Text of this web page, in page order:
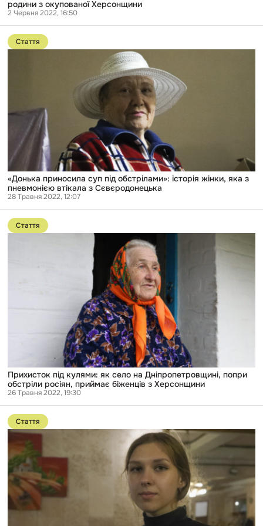
родини з окупованої Херсонщини
2 Червня 2022, 16:50
Перейти
до
публікації
жінки,
пневмонією
втікала
Сєвєродонецька
Стаття
«Донька приносила суп під обстрілами»: історія жінки, яка з
пневмонією втікала з Сєвєродонецька
28 Травня 2022, 12:07
Перейти
до
публікації
Дніпропетровщині,
Херсонщини
Стаття
Прихисток під кулями: як село на Дніпропетровщині, попри
обстріли росіян, приймає біженців з Херсонщини
26 Травня 2022, 19:30
Перейти
до
публікації
«Буряти
де
спали,
там
ходили
по
нужді»:
розповідь
Стаття